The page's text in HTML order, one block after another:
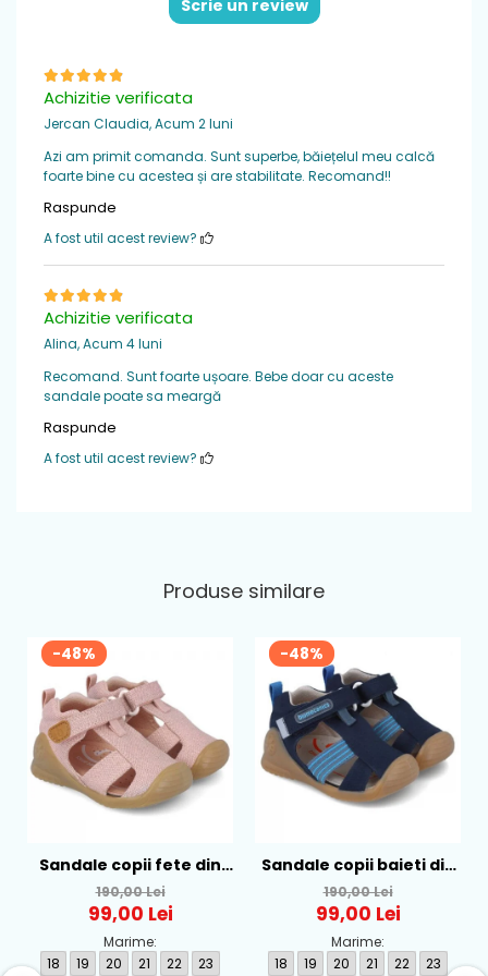
Sistem de inchidere: 1 banda velcro
Scrie un review
Achizitie verificata
Jercan Claudia,Acum 2 luni
Azi am primit comanda. Sunt superbe, băiețelul meu calcă
foarte bine cu acestea și are stabilitate. Recomand!!
Raspunde
A fost util acest review?
Achizitie verificata
Alina,Acum 4 luni
Recomand. Sunt foarte ușoare. Bebe doar cu aceste
sandale poate sa meargă
Raspunde
A fost util acest review?
Produse similare
-48%
Sandale copii fete din
textil Biomecanics, Roz -
252181-B032
190,00 Lei
99,00 Lei
Marime:
18
19 20 21 22 23
-48%
Sandale copii baieti din
textil Biomecanics,
Albastru - 252175-A089
190,00 Lei
99,00 Lei
Marime:
18
19 20 21 22 23